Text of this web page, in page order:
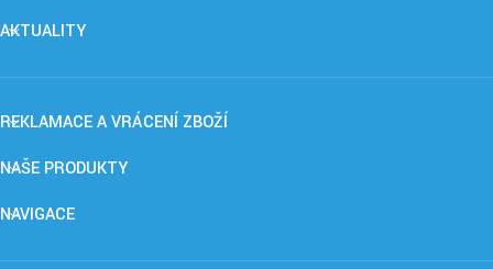
AKTUALITY
REKLAMACE A VRÁCENÍ ZBOŽÍ
NAŠE PRODUKTY
NAVIGACE